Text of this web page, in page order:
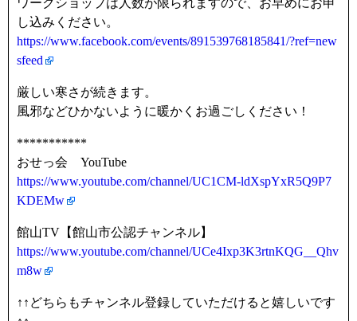
ワークショップは人数が限られますので、お早めにお申
し込みください。
https://www.facebook.com/events/891539768185841/?ref=new
sfeed
厳しい寒さが続きます。
風邪などひかないように暖かくお過ごしください！
***********
おせっ会 YouTube
https://www.youtube.com/channel/UC1CM-ldXspYxR5Q9P7
KDEMw
館山TV【館山市公認チャンネル】
https://www.youtube.com/channel/UCe4Ixp3K3rtnKQG__Qhv
m8w
↑↑どちらもチャンネル登録していただけると嬉しいです